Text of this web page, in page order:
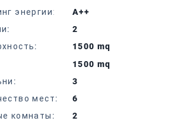
энергии:
:
:
:
мест:
A++
2
1500 mq
1500 mq
3
6
комнаты :
2